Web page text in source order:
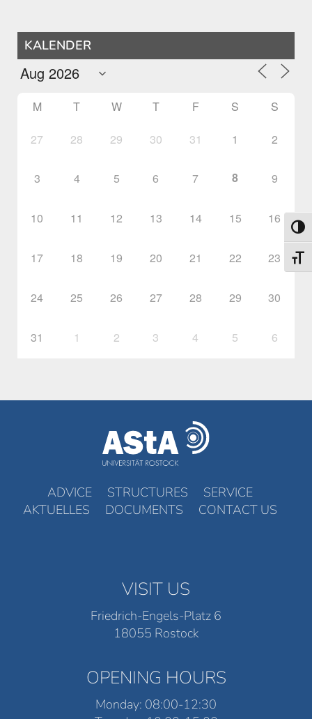
KALENDER
M T W T F S S
27 28 29 30 31 1 2
3 4 5 6 7 8 9
10 11 12 13 14 15 16
17 18 19 20 21 22 23
24 25 26 27 28 29 30
31 1 2 3 4 5 6
ADVICE STRUCTURES
SERVICE
AKTUELLES
DOCUMENTS CONTACT US
VISIT US
Friedrich-Engels-Platz 6
18055 Rostock
OPENING HOURS
Monday: 08:00-12:30